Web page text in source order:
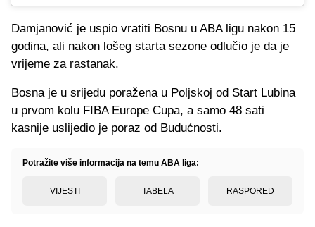
Damjanović je uspio vratiti Bosnu u ABA ligu nakon 15
godina, ali nakon lošeg starta sezone odlučio je da je
vrijeme za rastanak.
Bosna je u srijedu poražena u Poljskoj od Start Lubina
u prvom kolu FIBA Europe Cupa, a samo 48 sati
kasnije uslijedio je poraz od Budućnosti.
Potražite više informacija na temu ABA liga:
VIJESTI TABELA RASPORED